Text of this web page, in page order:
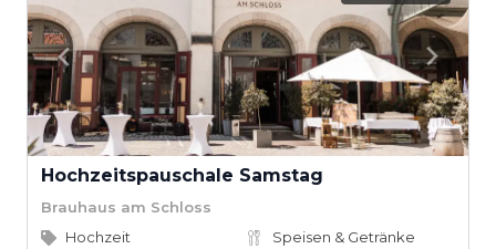
Hochzeitspauschale Samstag
Brauhaus am Schloss
Hochzeit
Speisen & Getränke